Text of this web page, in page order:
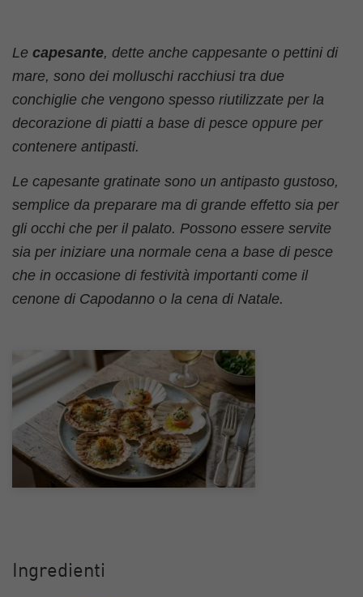
Le capesante, dette anche cappesante o pettini di
mare, sono dei molluschi racchiusi tra due
conchiglie che vengono spesso riutilizzate per la
decorazione di piatti a base di pesce oppure per
contenere antipasti.
Le capesante gratinate sono un antipasto gustoso,
semplice da preparare ma di grande effetto sia per
gli occhi che per il palato. Possono essere servite
sia per iniziare una normale cena a base di pesce
che in occasione di festività importanti come il
cenone di Capodanno o la cena di Natale.
Ingredienti